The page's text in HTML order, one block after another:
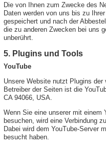
Die von Ihnen zum Zwecke des
Daten werden von uns bis zu
gespeichert und nach der
die zu anderen Zwecken bei uns
unberührt.
5. Plugins und Tools
YouTube
Unsere Website nutzt Plugins der
Betreiber der Seiten ist die
CA 94066, USA.
Wenn Sie eine unserer mit einem
besuchen, wird eine Verbindung
Dabei wird dem YouTube-Server
besucht haben.